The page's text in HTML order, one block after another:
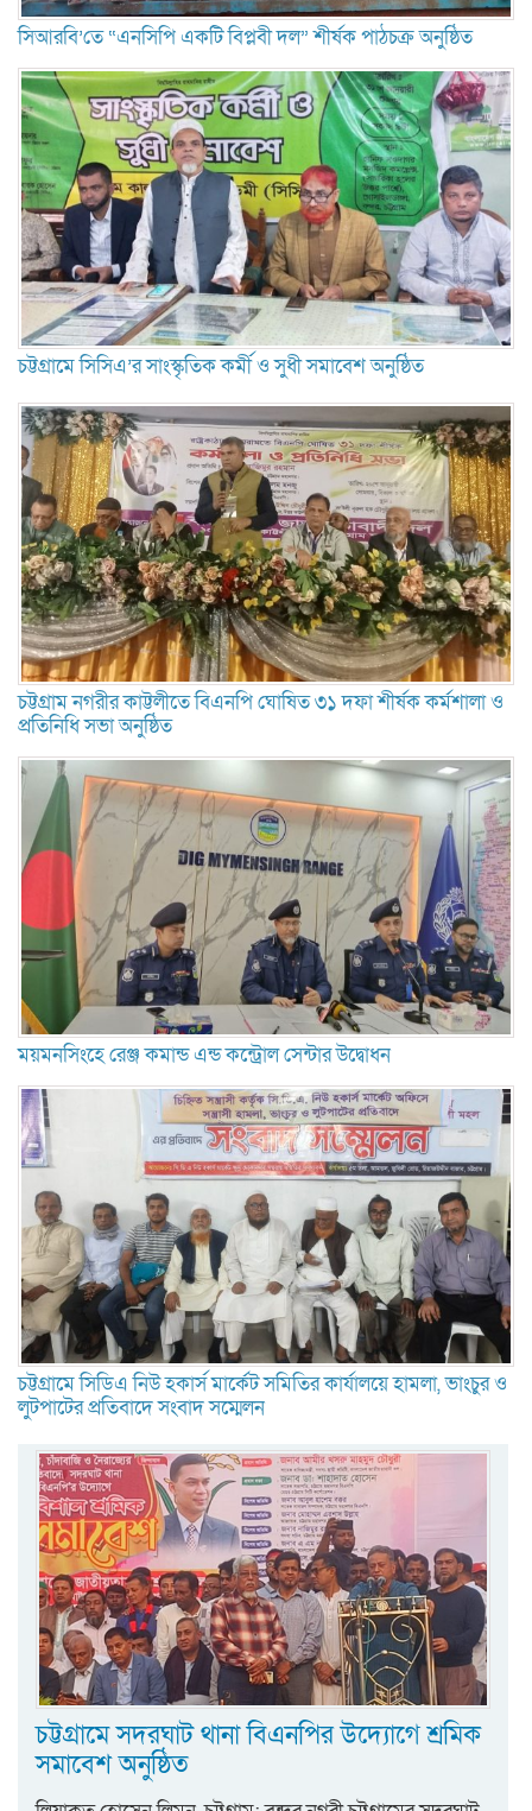
সিআরবি’তে “এনসিপি একটি বিপ্লবী দল” শীর্ষক পাঠচক্র অনুষ্ঠিত
চট্টগ্রামে সিসিএ’র সাংস্কৃতিক কর্মী ও সুধী সমাবেশ অনুষ্ঠিত
চট্টগ্রাম নগরীর কাট্টলীতে বিএনপি ঘোষিত ৩১ দফা শীর্ষক কর্মশালা ও
প্রতিনিধি সভা অনুষ্ঠিত
ময়মনসিংহে রেঞ্জ কমান্ড এন্ড কন্ট্রোল সেন্টার উদ্বোধন
চট্টগ্রামে সিডিএ নিউ হকার্স মার্কেট সমিতির কার্যালয়ে হামলা, ভাংচুর ও
লুটপাটের প্রতিবাদে সংবাদ সম্মেলন
চট্টগ্রামে সদরঘাট থানা বিএনপির উদ্যোগে শ্রমিক
সমাবেশ অনুষ্ঠিত